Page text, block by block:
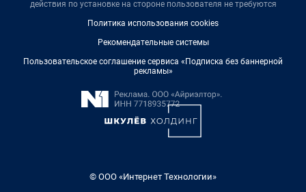
действия по установке на стороне пользователя не требуются
Политика использования cookies
Рекомендательные системы
Пользовательское соглашение сервиса «Подписка без баннерной
рекламы»
© ООО «Интернет Технологии»